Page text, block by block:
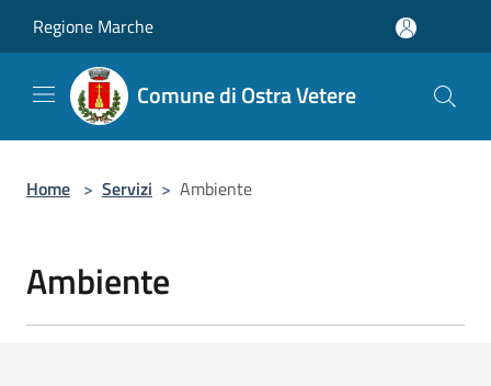
Regione Marche
Comune di Ostra Vetere
Home > Servizi > Ambiente
Ambiente